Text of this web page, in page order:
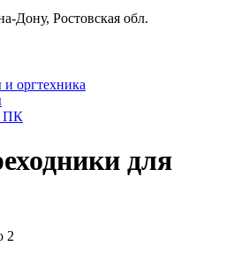
Дону, Ростовская обл.
оргтехника
ПК
для
2